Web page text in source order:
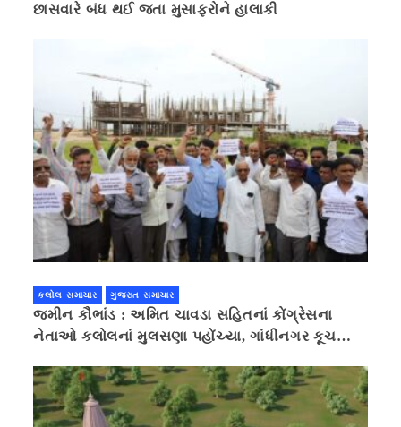
છાસવારે બંધ થઈ જતા મુસાફરોને હાલાકી
કલોલ સમાચાર ગુજરાત સમાચાર
જમીન કૌભાંડ : અમિત ચાવડા સહિતનાં કોંગ્રેસના
નેતાઓ કલોલનાં મુલસણા પહોંચ્યા, ગાંધીનગર કૂચ